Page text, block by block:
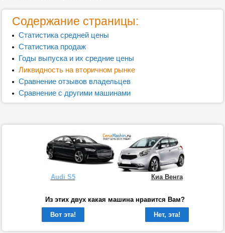
Содержание страницы:
Статистика средней цены
Статистика продаж
Годы выпуска и их средние цены
Ликвидность на вторичном рынке
Сравнение отзывов владельцев
Сравнение с другими машинами
Audi S5 Киа Венга
Из этих двух какая машина нравится Вам?
Вот эта!
Нет, эта!